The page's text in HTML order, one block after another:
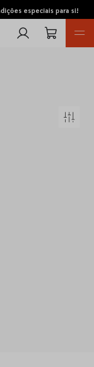
especiais para si!